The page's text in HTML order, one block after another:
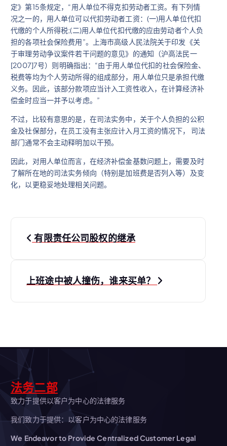
定》第15条规定，“用人单位不得克扣劳动者工资。有下列情
况之一的，用人单位可以代扣劳动者工资：(一)用人单位代扣
代缴的个人所得税;(二)用人单位代扣代缴的应由劳动者个人负
担的各项社会保险费用”。上海市高级人民法院关于印发《关
于审理劳动争议案件若干问题的意见》的通知（沪高法民一
[2007]7号）则明确指出：“由于用人单位代扣的社会保险金、
税费等均为个人劳动所得的组成部分，用人单位只是承担代缴
义务。因此，该部分款项应当计入工资性收入，在计算经济补
偿金时应当一并予以考虑。”
不过，比较有意思的是，在司法实务中，关于个人负担的公积
金及社保部分，在员工没有主张应计入月工资的情况下， 司法
部门通常不会主动释明加以干预。
因此，对用人单位而言，在经济补偿金基数问题上，需要及时
了解所在地的司法实务倾向（特别是加班费是否列入等）及变
化，以更稳妥地处理相关问题。
文
导
有限责任公司股权的继承
上班途中被人撞伤，谁来买单？
法务二部
致力于提供以客户为中心的法律服务
我们致力于提供：以客户为中心的法律服务
We Endeavor to Provide Centralized Customer Legal